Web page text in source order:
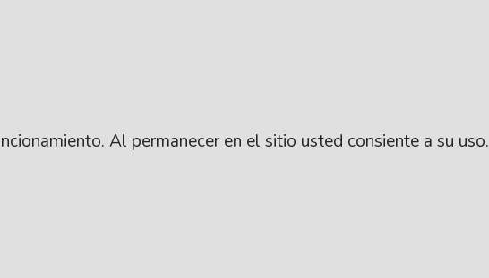
Al permanecer en el sitio usted consiente a su uso.